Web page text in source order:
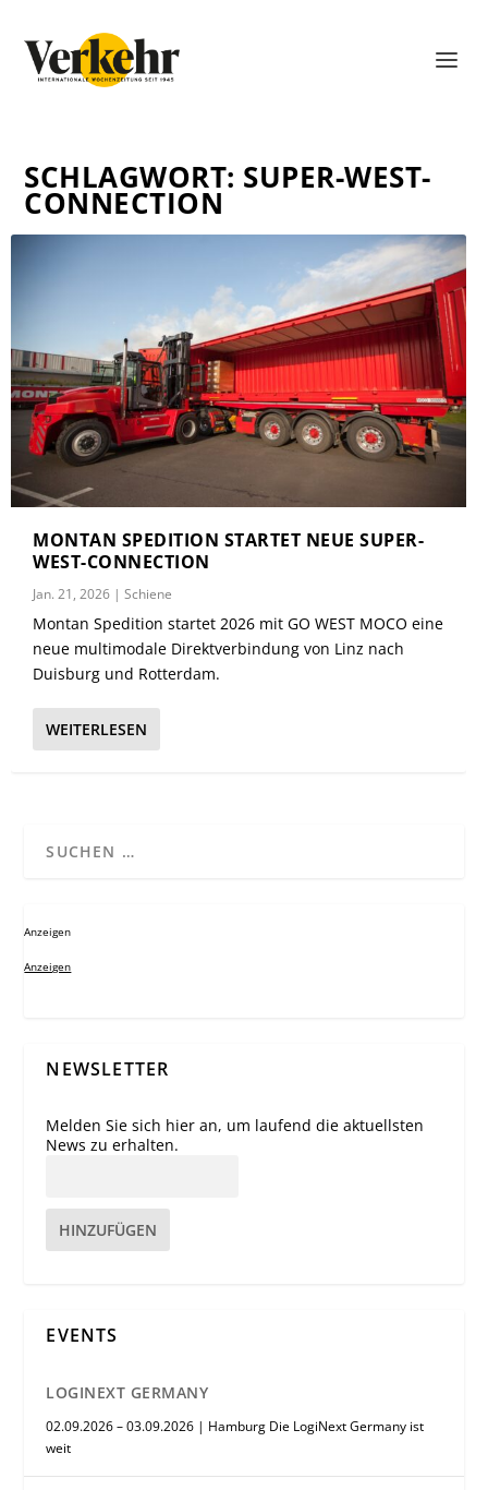
SCHLAGWORT: SUPER-WEST-
CONNECTION
MONTAN SPEDITION STARTET NEUE SUPER-
WEST-CONNECTION
Jan. 21, 2026 |Schiene
Montan Spedition startet 2026 mit GO WEST MOCO eine
neue multimodale Direktverbindung von Linz nach
Duisburg und Rotterdam.
WEITERLESEN
Anzeigen
Anzeigen
NEWSLETTER
Melden Sie sich hier an, um laufend die aktuellsten
News zu erhalten.
HINZUFÜGEN
EVENTS
LOGINEXT GERMANY
02.09.2026 – 03.09.2026 | Hamburg Die LogiNext Germany ist
weit